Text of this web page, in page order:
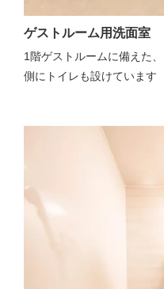
ゲストルーム用洗面室
1階ゲストルームに備えた
側にトイレも設けています